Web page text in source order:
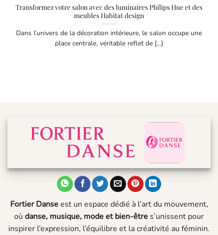
Transformez votre salon avec des luminaires Philips Hue et des
meubles Habitat design
Dans l’univers de la décoration intérieure, le salon occupe une
place centrale, véritable reflet de [...]
Fortier Danseest un espace dédié à l’art du mouvement,
où danse, musique, mode et bien-être s’unissent pour
inspirer l’expression, l’équilibre et la créativité au féminin.